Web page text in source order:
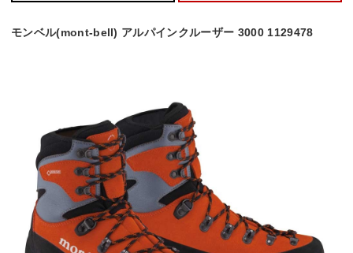
モンベル(mont-bell) アルパインクルーザー 3000 1129478